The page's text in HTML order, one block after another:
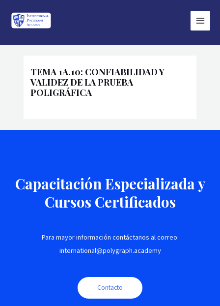
Main
Menu
TEMA 1A.10: CONFIABILIDAD Y
VALIDEZ DE LA PRUEBA
POLIGRÁFICA
Capacitación Especializada y
Cursos Certificados
Para mayor información contáctanos al correo:
international@polygraph.academy
Contacto